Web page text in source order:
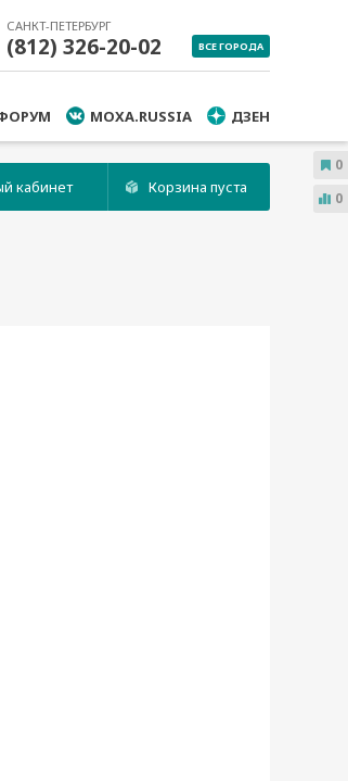
САНКТ-ПЕТЕРБУРГ
(812) 326-20-02 ВСЕ ГОРОДА
MOXA.RUSSIA ДЗЕН
кабинет Корзина пуста
0
0